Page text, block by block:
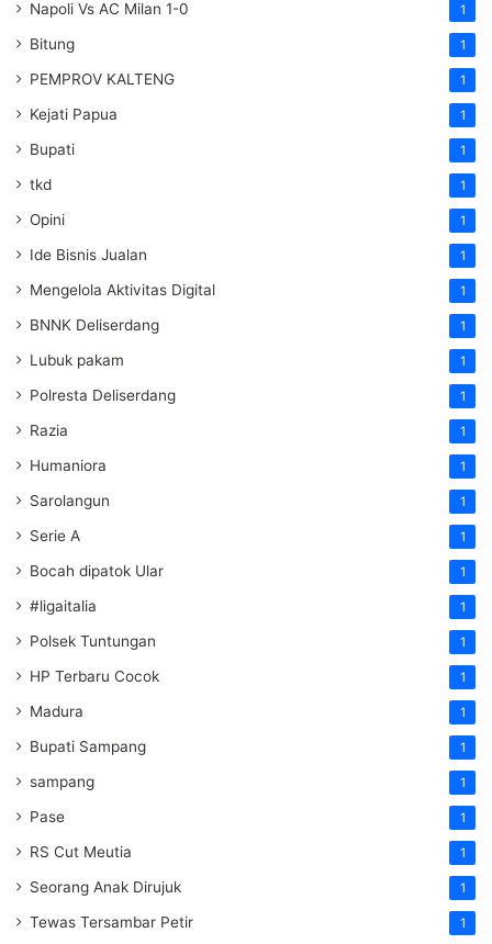
Napoli Vs AC Milan 1-0 1
Bitung 1
PEMPROV KALTENG 1
Kejati Papua 1
Bupati 1
tkd 1
Opini 1
Ide Bisnis Jualan 1
Mengelola Aktivitas Digital 1
BNNK Deliserdang 1
Lubuk pakam 1
Polresta Deliserdang 1
Razia 1
Humaniora 1
Sarolangun 1
Serie A 1
Bocah dipatok Ular 1
#ligaitalia 1
Polsek Tuntungan 1
HP Terbaru Cocok 1
Madura 1
Bupati Sampang 1
sampang 1
Pase 1
RS Cut Meutia 1
Seorang Anak Dirujuk 1
Tewas Tersambar Petir 1